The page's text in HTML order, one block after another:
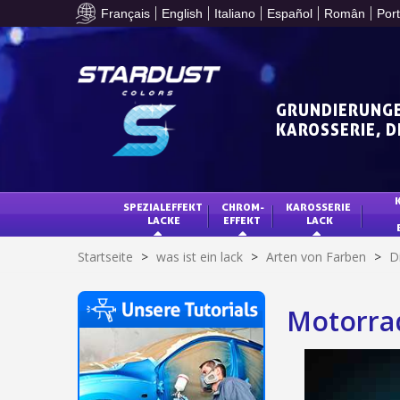
Français English Italiano Español Român
KAROSSERIE,
SPEZIALEFFEKT
LACKE
CHROM-
EFFEKT
KAROSSERIE
LACK
Startseite > was ist ein lack > Arten von Farben >